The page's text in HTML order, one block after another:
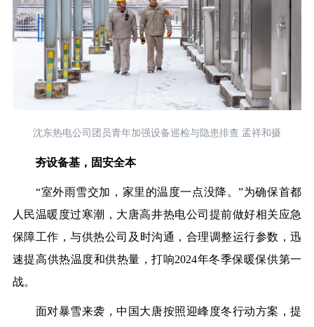
沈东热电公司团员青年加强设备巡检与隐患排查 孟祥和摄
夯设备基，固安全本
“室外雨雪交加，家里的温度一点没降。”为确保首都
人民温暖度过寒潮，大唐高井热电公司提前做好相关应急
保障工作，与供热公司 及时沟通 ， 合理调整运行参数，迅
速提高供热温度和供热量，打响2024年冬季保暖保供第一
战。
面对暴雪来袭，中国大唐按照迎峰度冬行动方案，提